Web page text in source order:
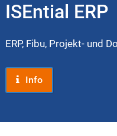
ISEntial ERP
ERP, Fibu, Projekt- und
Info